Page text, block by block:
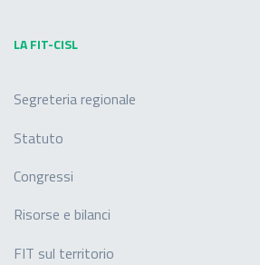
LA FIT-CISL
Segreteria regionale
Statuto
Congressi
Risorse e bilanci
FIT sul territorio